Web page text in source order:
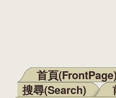
Main menu
首頁(FrontPage)
搜尋(Search)